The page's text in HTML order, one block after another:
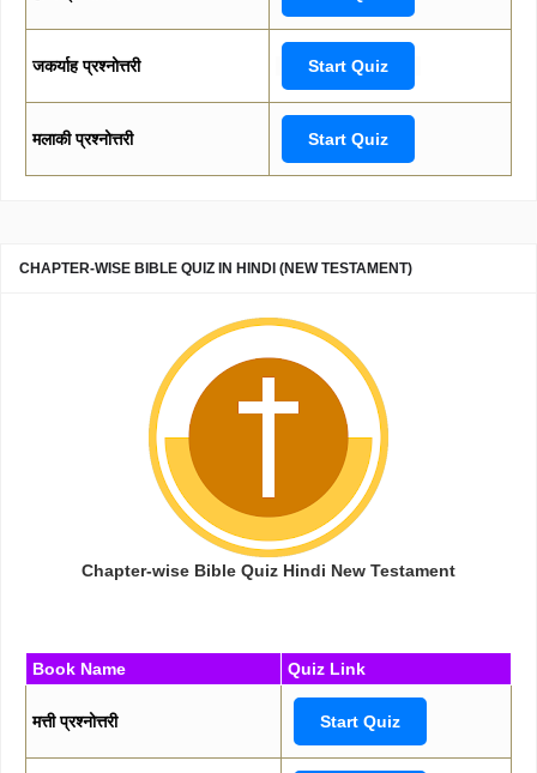
जकर्याह प्रश्नोत्तरी Start Quiz
मलाकी प्रश्नोत्तरी Start Quiz
CHAPTER-WISE BIBLE QUIZ IN HINDI (NEW TESTAMENT)
Chapter-wise Bible Quiz Hindi New Testament
Book Name Quiz Link
मत्ती प्रश्नोत्तरी Start Quiz